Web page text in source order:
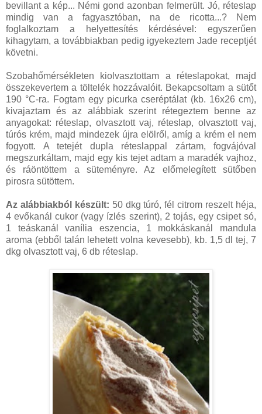
bevillant a kép... Némi gond azonban felmerült. Jó, réteslap
mindig van a fagyasztóban, na de ricotta...? Nem
foglalkoztam a helyettesítés kérdésével: egyszerűen
kihagytam, a továbbiakban pedig igyekeztem Jade receptjét
követni.
Szobahőmérsékleten kiolvasztottam a réteslapokat, majd
összekevertem a töltelék hozzávalóit. Bekapcsoltam a sütőt
190 °C-ra. Fogtam egy picurka cseréptálat (kb. 16x26 cm),
kivajaztam és az alábbiak szerint rétegeztem benne az
anyagokat: réteslap, olvasztott vaj, réteslap, olvasztott vaj,
túrós krém, majd mindezek újra elölről, amíg a krém el nem
fogyott. A tetejét dupla réteslappal zártam, fogvájóval
megszurkáltam, majd egy kis tejet adtam a maradék vajhoz,
és ráöntöttem a süteményre. Az előmelegített sütőben
pirosra sütöttem.
Az alábbiakból készült: 50 dkg túró, fél citrom reszelt héja,
4 evőkanál cukor (vagy ízlés szerint), 2 tojás, egy csipet só,
1 teáskanál vanília eszencia, 1 mokkáskanál mandula
aroma (ebből talán lehetett volna kevesebb), kb. 1,5 dl tej, 7
dkg olvasztott vaj, 6 db réteslap.